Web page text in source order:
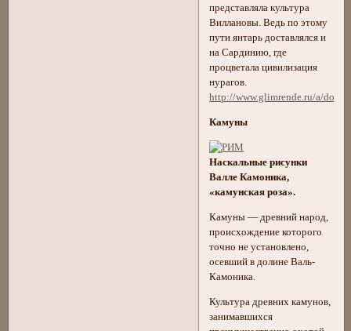
представляла культура
Виллановы. Ведь по этому
пути янтарь доставлялся и
на Сардинию, где
процветала цивилизация
нурагов.
http://www.glimrende.ru/a/
Камуны
Наскальные рисунки
Валле Камоника,
«камунская роза».
Камуны — древний народ,
происхождение которого
точно не установлено,
осевший в долине Валь-
Камоника.
Культура древних камунов,
занимавшихся